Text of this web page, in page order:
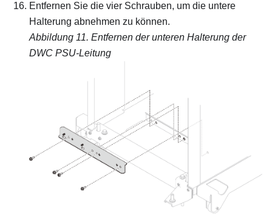
Entfernen Sie die vier Schrauben, um die untere
Halterung abnehmen zu können.
Abbildung 11. Entfernen der unteren Halterung der
DWC PSU-Leitung